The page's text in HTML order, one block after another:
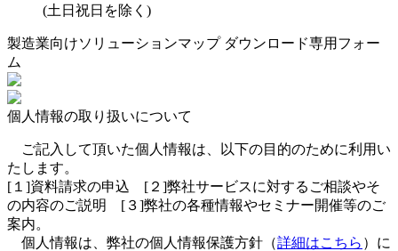
(土日祝日を除く)
製造業向けソリューションマップ ダウンロード専用フォー
ム
個人情報の取り扱いについて
ご記入して頂いた個人情報は、以下の目的のために利用い
たします。
[１]資料請求の申込 [２]弊社サービスに対するご相談やそ
の内容のご説明 [３]弊社の各種情報やセミナー開催等のご
案内。
個人情報は、弊社の個人情報保護方針（詳細はこちら ）に